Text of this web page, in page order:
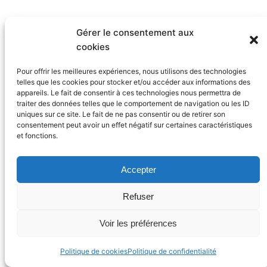
Gérer le consentement aux
cookies
Pour offrir les meilleures expériences, nous utilisons des technologies
telles que les cookies pour stocker et/ou accéder aux informations des
appareils. Le fait de consentir à ces technologies nous permettra de
traiter des données telles que le comportement de navigation ou les ID
uniques sur ce site. Le fait de ne pas consentir ou de retirer son
consentement peut avoir un effet négatif sur certaines caractéristiques
et fonctions.
Accepter
Refuser
Voir les préférences
Politique de cookiesPolitique de confidentialité
Fièrement propulsé parWordPress Facebook
Twitter